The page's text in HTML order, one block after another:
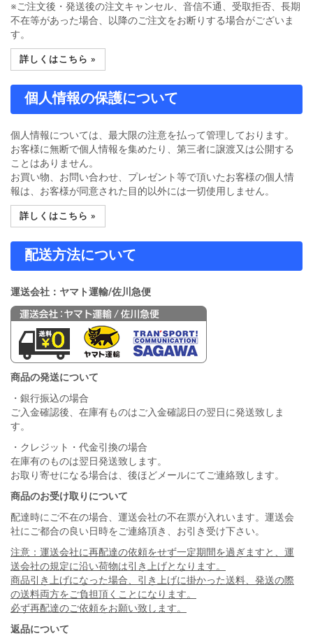
※ご注文後・発送後の注文キャンセル、音信不通、受取拒否、長期
不在等があった場合、以降のご注文をお断りする場合がございま
す。
詳しくはこちら »
個人情報の保護について
個人情報については、最大限の注意を払って管理しております。
お客様に無断で個人情報を集めたり、第三者に譲渡又は公開する
ことはありません。
お買い物、お問い合わせ、プレゼント等で頂いたお客様の個人情
報は、お客様が同意された目的以外には一切使用しません。
詳しくはこちら »
配送方法について
運送会社：ヤマト運輸/佐川急便
商品の発送について
・銀行振込の場合
ご入金確認後、在庫有ものはご入金確認日の翌日に発送致しま
す。
・クレジット・代金引換の場合
在庫有のものは翌日発送致します。
お取り寄せになる場合は、後ほどメールにてご連絡致します。
商品のお受け取りについて
配達時にご不在の場合、運送会社の不在票が入れいます。運送会
社にご都合の良い日時をご連絡頂き、お引き受け下さい。
注意：運送会社に再配達の依頼をせず一定期間を過ぎますと、運
送会社の規定に沿い荷物は引き上げとなります。
商品引き上げになった場合、引き上げに掛かった送料、発送の際
の送料両方をご負担頂くことになります。
必ず再配達のご依頼をお願い致します。
返品について